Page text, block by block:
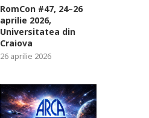
RomCon #47, 24–26
aprilie 2026,
Universitatea din
Craiova
26 aprilie 2026